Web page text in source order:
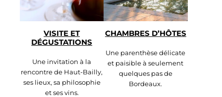
VISITE ET
DÉGUSTATIONS
Une invitation à la
rencontre de Haut-Bailly,
ses lieux, sa philosophie
et ses vins.
CHAMBRES D’HÔTES
Une parenthèse délicate
et paisible à seulement
quelques pas de
Bordeaux.